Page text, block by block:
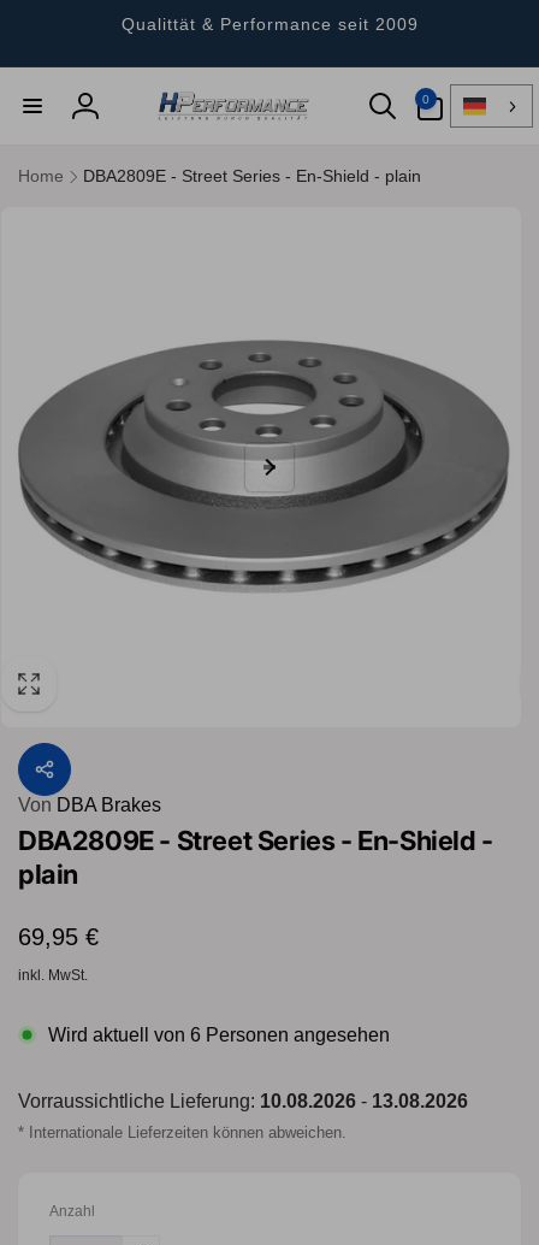
Qualittät & Performance seit 2009
Einloggen
0
Artikel
Home DBA2809E - Street Series - En-Shield - plain
Von DBA Brakes
DBA2809E - Street Series - En-Shield -
plain
Normaler
Preis
69,95 €
inkl. MwSt.
Wird aktuell von 6 Personen angesehen
Vorraussichtliche Lieferung: 10.08.2026 - 13.08.2026
* Internationale Lieferzeiten können abweichen.
Anzahl